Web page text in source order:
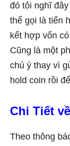
đó tôi nghĩ
thể gọi là tiến
kết hợp vốn
Cũng là một
chú ý thay vì
hold coin rồi
Chi Tiết
Theo thông